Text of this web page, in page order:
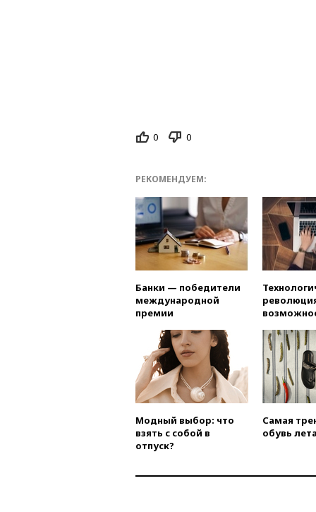
0 0
РЕКОМЕНДУЕМ:
Банки — победители
международной
премии
Модный выбор: что
взять с собой в
отпуск?
Самая
обувь